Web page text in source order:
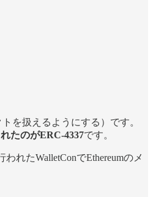
を扱えるようにする）です。
たのがERC-4337です。
れたWalletConでEthereumのメ